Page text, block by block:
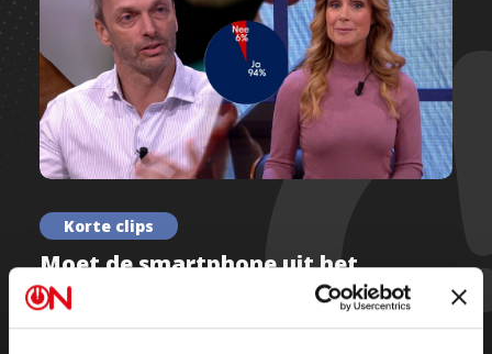
Korte clips
Moet de smartphone uit het
klaslokaal worden geweerd? |
Ongehoord Nieuws